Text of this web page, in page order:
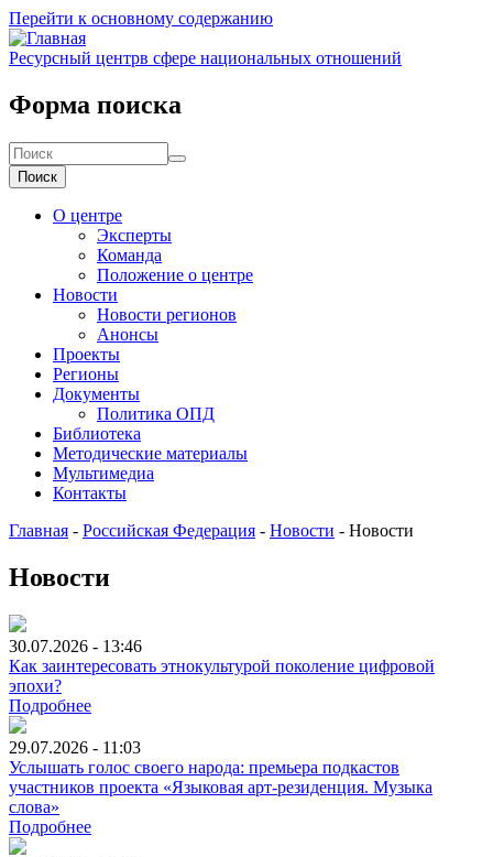
Перейти к основному содержанию
Ресурсный центрв сфере национальных отношений
Форма поиска
Поиск
О центре
Эксперты
Команда
Положение о центре
Новости
Новости регионов
Анонсы
Проекты
Регионы
Документы
Политика ОПД
Библиотека
Методические материалы
Мультимедиа
Контакты
Главная - Российская Федерация - Новости - Новости
Новости
30.07.2026 - 13:46
Как заинтересовать этнокультурой поколение цифровой
эпохи?
Подробнее
29.07.2026 - 11:03
Услышать голос своего народа: премьера подкастов
участников проекта «Языковая арт-резиденция. Музыка
слова»
Подробнее